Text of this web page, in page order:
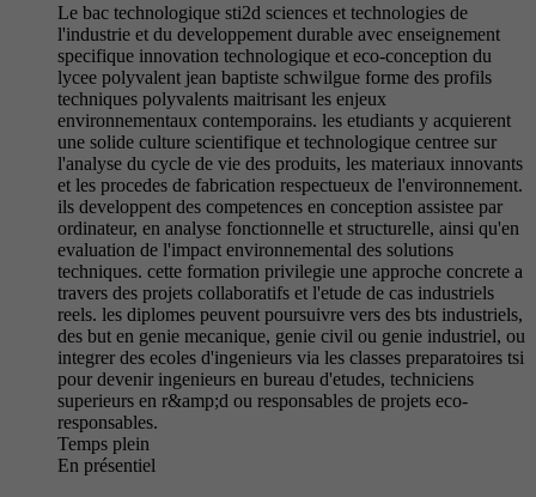
Le bac technologique sti2d sciences et technologies de
l'industrie et du developpement durable avec enseignement
specifique innovation technologique et eco-conception du
lycee polyvalent jean baptiste schwilgue forme des profils
techniques polyvalents maitrisant les enjeux
environnementaux contemporains. les etudiants y acquierent
une solide culture scientifique et technologique centree sur
l'analyse du cycle de vie des produits, les materiaux innovants
et les procedes de fabrication respectueux de l'environnement.
ils developpent des competences en conception assistee par
ordinateur, en analyse fonctionnelle et structurelle, ainsi qu'en
evaluation de l'impact environnemental des solutions
techniques. cette formation privilegie une approche concrete a
travers des projets collaboratifs et l'etude de cas industriels
reels. les diplomes peuvent poursuivre vers des bts industriels,
des but en genie mecanique, genie civil ou genie industriel, ou
integrer des ecoles d'ingenieurs via les classes preparatoires tsi
pour devenir ingenieurs en bureau d'etudes, techniciens
superieurs en r&amp;d ou responsables de projets eco-
responsables.
Temps plein
En présentiel